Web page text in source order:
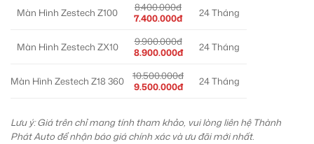
Màn Hình Zestech Z100
8.400.000đ
7.400.000đ
24 Tháng
Màn Hình Zestech ZX10
9.900.000đ
8.900.000đ
24 Tháng
Màn Hình Zestech Z18 360
10.500.000đ
9.500.000đ
24 Tháng
Lưu ý: Giá trên chỉ mang tính tham khảo, vui lòng liên hệ Thành
Phát Auto để nhận báo giá chính xác và ưu đãi mới nhất.